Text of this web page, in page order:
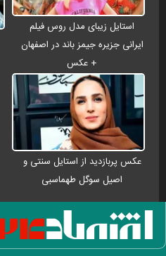
استایل زیبای مدل روس فیلم
ایرانی جزیره جیمز باند در اصفهان
+ عکس
عکس پربازدید از استایل سنتی و
اصیل سوگل طهماسبی